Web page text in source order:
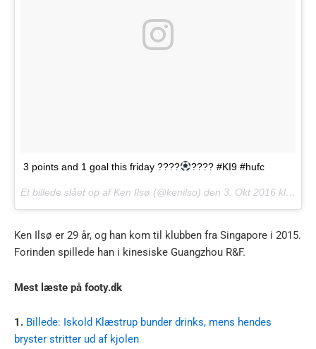
3 points and 1 goal this friday ???? ???? #KI9 #hufc
Et billede slået op af Ken Ilsø (@kenilso) den 3. Okt 2016 kl. 3:41 PDT
Ken Ilsø er 29 år, og han kom til klubben fra Singapore i 2015.
Forinden spillede han i kinesiske Guangzhou R&F.
Mest læste på footy.dk
1. Billede: Iskold Klæstrup bunder drinks, mens hendes
bryster stritter ud af kjolen